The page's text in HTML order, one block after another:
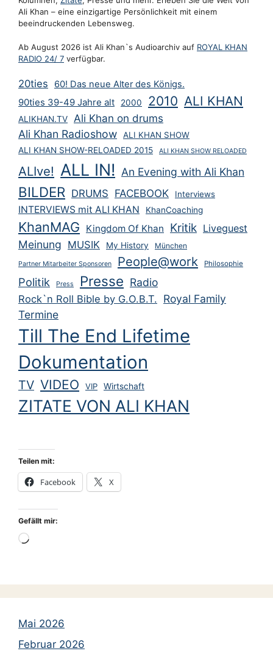
Ali Khan – eine einzigartige Persönlichkeit mit einem
beeindruckenden Lebensweg.
Ab August 2026 ist Ali Khan`s Audioarchiv auf ROYAL KHAN
RADIO 24/ 7 verfügbar.
20ties
60! Das neue Alter des Königs.
90ties 39-49 Jahre alt
2000 2010 ALI KHAN
ALIKHAN.TV
Ali Khan on drums
Ali Khan Radioshow
ALI KHAN SHOW
ALI KHAN SHOW-RELOADED 2015
ALI KHAN SHOW RELOADED
ALIve! ALL IN! An Evening with Ali Khan
BILDER DRUMS FACEBOOK Interviews
INTERVIEWS mit ALI KHAN KhanCoaching
KhanMAG Kingdom Of Khan Kritik Liveguest
Meinung MUSIK My History München
Partner Mitarbeiter Sponsoren People@work Philosophie
Politik Press Presse Radio
Rock`n Roll Bible by G.O.B.T. Royal Family
Termine
Till The End Lifetime
Dokumentation
TV VIDEO VIP Wirtschaft
ZITATE VON ALI KHAN
Teilen mit:
Facebook X
Gefällt mir:
Wird
Mai 2026
Februar 2026